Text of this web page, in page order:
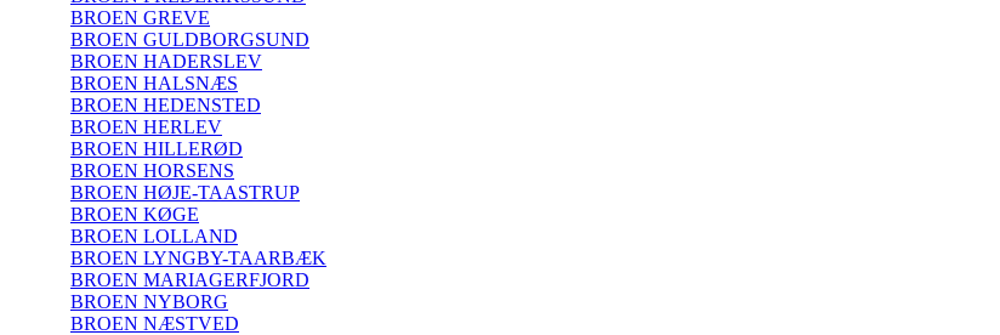
BROEN GREVE
BROEN GULDBORGSUND
BROEN HADERSLEV
BROEN HALSNÆS
BROEN HEDENSTED
BROEN HERLEV
BROEN HILLERØD
BROEN HORSENS
BROEN HØJE-TAASTRUP
BROEN KØGE
BROEN LOLLAND
BROEN LYNGBY-TAARBÆK
BROEN MARIAGERFJORD
BROEN NYBORG
BROEN NÆSTVED